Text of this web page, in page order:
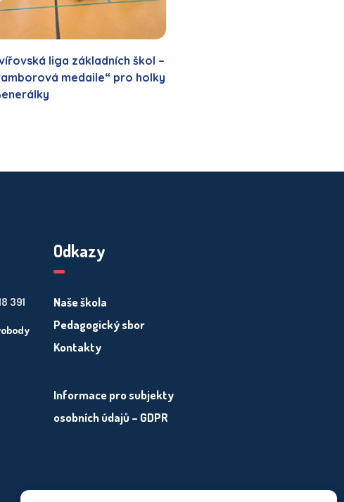
liga základních škol –
medaile“ pro holky
391
Odkazy
Naše škola
Pedagogický sbor
Kontakty
Informace pro subjekty
osobních údajů – GDPR